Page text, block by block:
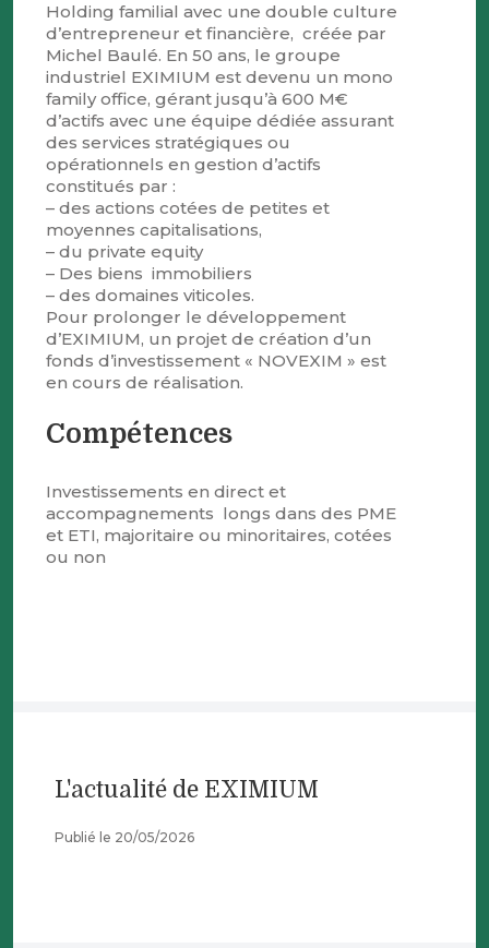
Holding familial avec une double culture
d’entrepreneur et financière, créée par
Michel Baulé. En 50 ans, le groupe
industriel EXIMIUM est devenu un mono
family office, gérant jusqu’à 600 M€
d’actifs avec une équipe dédiée assurant
des services stratégiques ou
opérationnels en gestion d’actifs
constitués par :
– des actions cotées de petites et
moyennes capitalisations,
– du private equity
– Des biens immobiliers
– des domaines viticoles.
Pour prolonger le développement
d’EXIMIUM, un projet de création d’un
fonds d’investissement « NOVEXIM » est
en cours de réalisation.
Compétences
Investissements en direct et
accompagnements longs dans des PME
et ETI, majoritaire ou minoritaires, cotées
ou non
L'actualité de EXIMIUM
Publié le 20/05/2026